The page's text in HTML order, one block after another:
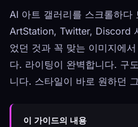
AI 아트 갤러리를 스크롤하
ArtStation, Twitter, Discord
었던 것과 꼭 맞는 이미지에
다. 라이팅이 완벽합니다. 구
니다. 스타일이 바로 원하던
이 가이드의 내용